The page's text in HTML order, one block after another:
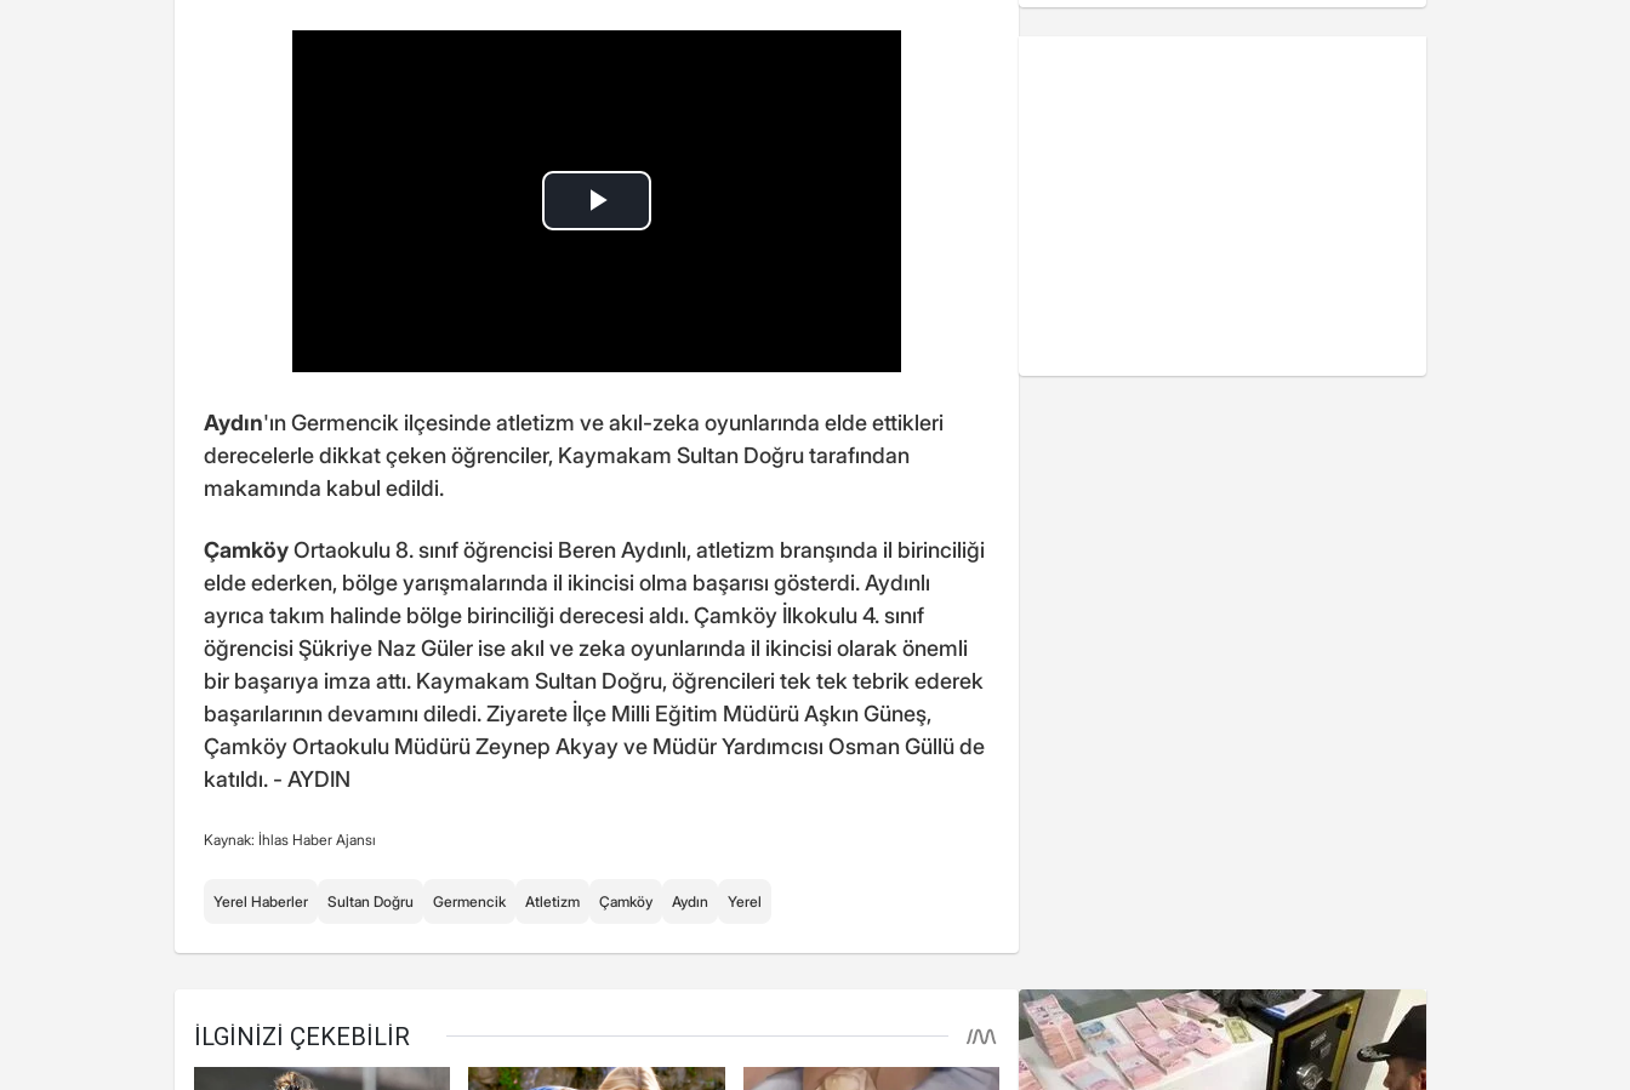
Aydın'ın Germencik ilçesinde atletizm ve akıl-zeka oyunlarında elde ettikleri
derecelerle dikkat çeken öğrenciler, Kaymakam Sultan Doğru tarafından
makamında kabul edildi.
ÇamköyOrtaokulu 8. sınıf öğrencisi Beren Aydınlı, atletizm branşında il birinciliği
elde ederken, bölge yarışmalarında il ikincisi olma başarısı gösterdi. Aydınlı
ayrıca takım halinde bölge birinciliği derecesi aldı. Çamköy İlkokulu 4. sınıf
öğrencisi Şükriye Naz Güler ise akıl ve zeka oyunlarında il ikincisi olarak önemli
bir başarıya imza attı. Kaymakam Sultan Doğru, öğrencileri tek tek tebrik ederek
başarılarının devamını diledi. Ziyarete İlçe Milli Eğitim Müdürü Aşkın Güneş,
Çamköy Ortaokulu Müdürü Zeynep Akyay ve Müdür Yardımcısı Osman Güllü de
katıldı. - AYDIN
Kaynak: İhlas Haber Ajansı
Yerel Haberler Sultan Doğru Germencik Atletizm Çamköy Aydın Yerel